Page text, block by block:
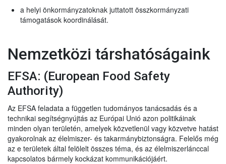
a helyi önkormányzatoknak juttatott összkormányzati
támogatások koordinálását.
Nemzetközi társhatóságaink
EFSA: (European Food Safety
Authority)
Az EFSA feladata a független tudományos tanácsadás és a
technikai segítségnyújtás az Európai Unió azon politikáinak
minden olyan területén, amelyek közvetlenül vagy közvetve hatást
gyakorolnak az élelmiszer- és takarmánybiztonságra. Felelős még
az e területek által felölelt összes téma, és az élelmiszerlánccal
kapcsolatos bármely kockázat kommunikációjáért.